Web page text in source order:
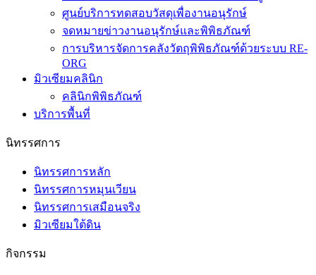
ศูนย์บริการทดสอบวัสดุเพื่องานอนุรักษ์
จดหมายข่าวงานอนุรักษ์และพิพิธภัณฑ์
การบริหารจัดการคลังวัตถุพิพิธภัณฑ์ด้วยระบบ RE-
ORG
มิวเซียมคลินิก
คลินิกพิพิธภัณฑ์
บริการพื้นที่
นิทรรศการ
นิทรรศการหลัก
นิทรรศการหมุนเวียน
นิทรรศการเสมือนจริง
มิวเซียมใต้ดิน
กิจกรรม